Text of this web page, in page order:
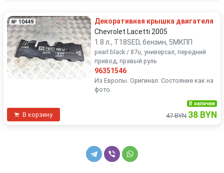
№ 10449
Декоративная крышка двигателя
Chevrolet Lacetti 2005
1.8 л., T18SED, бензин, 5МКПП
pearl black / 87u, универсал, передний
привод, правый руль
96351546
Из Европы. Оригинал. Состояние как на
фото.
В корзину
В наличии
47 BYN 38 BYN